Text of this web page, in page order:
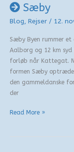
Sæby
Blog, Rejser / 12.
Sæby Byen rummer
Aalborg og 12 km
forløb når Kattegat.
formen Sæby
den gammeldanske
der
Sæby
Read More »